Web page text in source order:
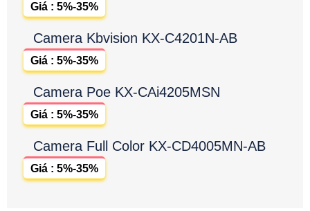
Giá : 5%-35%
Camera Kbvision KX-C4201N-AB
Giá : 5%-35%
Camera Poe KX-CAi4205MSN
Giá : 5%-35%
Camera Full Color KX-CD4005MN-AB
Giá : 5%-35%